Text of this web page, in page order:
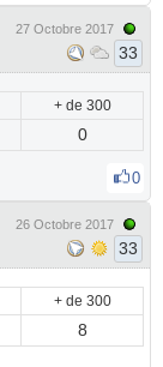
27 Octobre 2017
33
+ de 300
0
0
26 Octobre 2017
33
+ de 300
8